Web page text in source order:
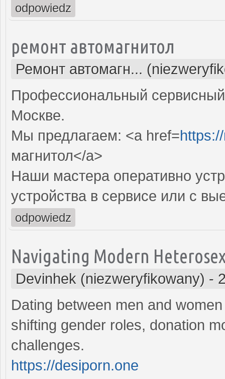
odpowiedz
ремонт автомагнитол
Ремонт автомагн...
Профессиональный
Москве.
Мы предлагаем: <a href=
магнитол</a>
Наши мастера оперативно
устройства в сервисе или с
odpowiedz
Navigating Modern
Devinhek (niezweryfikowany) -
Dating between men and
shifting gender roles, donation
challenges.
https://desiporn.one